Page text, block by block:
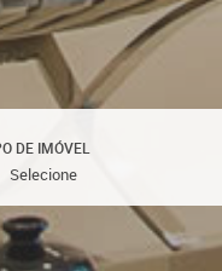
DE IMÓVEL